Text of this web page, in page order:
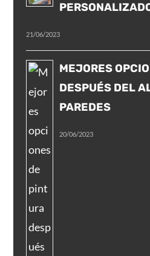
21/06/2023
MEJORES
DESPUÉS DEL
PAREDES
20/06/2023